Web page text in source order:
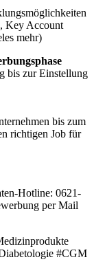
Key Account
mehr)
bis zur Einstellung
bis zum
richtigen Job für
Hotline: 0621-
per Mail
#CGM